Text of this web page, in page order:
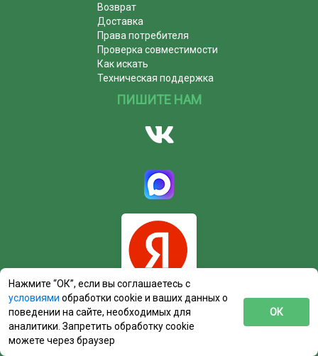
Возврат
Доставка
Права потребителя
Проверка совместимости
Как искать
Техническая поддержка
ПИШИТЕ НАМ
Нажмите “ОК”, если вы соглашаетесь с
условиями обработки cookie и ваших данных о
поведении на сайте, необходимых для
аналитики. Запретить обработку cookie
можете через браузер
ОК